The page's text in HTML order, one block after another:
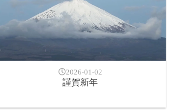
2026-01-02
謹賀新年